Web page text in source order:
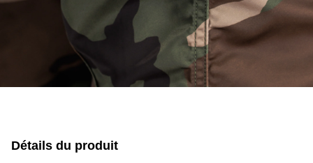
Détails du produit